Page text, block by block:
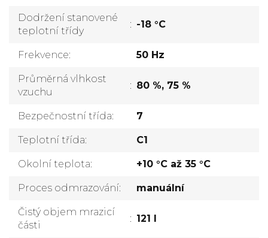
Dodržení stanovené
teplotní třídy
: -18 °C
Frekvence: 50 Hz
Průměrná vlhkost
vzuchu
: 80 %, 75 %
Bezpečnostní třída: 7
Teplotní třída: C1
Okolní teplota: +10 °C až 35 °C
Proces odmrazování: manuální
Čistý objem mrazicí
části
: 121 l